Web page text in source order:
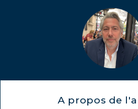
A propos de